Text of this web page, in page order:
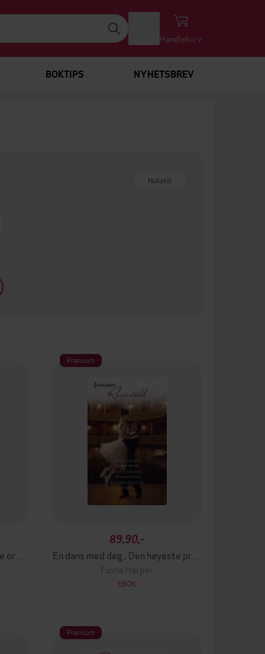
Handlekurv
BOKTIPS NYHETSBREV
Nullstill
Premium
89,90,-
En dans med deg ; Den høyeste prisen ; Vil du ta ...
Fiona Harper
EBOK
Premium